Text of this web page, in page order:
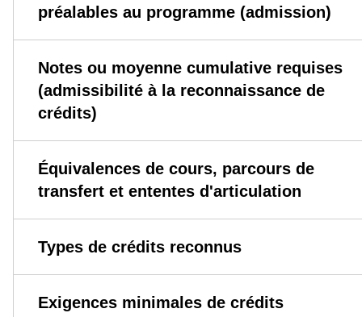
préalables au programme (admission)
Notes ou moyenne cumulative requises
(admissibilité à la reconnaissance de
crédits)
Équivalences de cours, parcours de
transfert et ententes d'articulation
Types de crédits reconnus
Exigences minimales de crédits